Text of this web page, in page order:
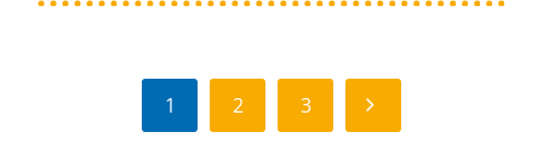
1 2 3 WEITER